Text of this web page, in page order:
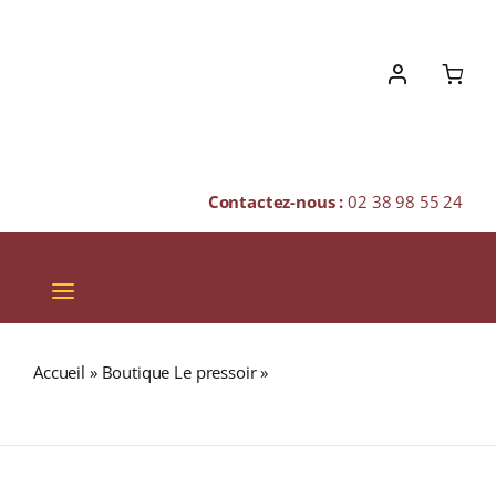
Contactez-nous :02 38 98 55 24
Toggle
Navigation
SPIRITUEUX
Accueil » Boutique Le pressoir»